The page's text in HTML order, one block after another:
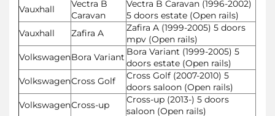
Vauxhall
Vectra B
Caravan
Vectra B Caravan (1996-2002)
5 doors estate (Open rails)
Vauxhall
Zafira A
Zafira A (1999-2005) 5 doors
mpv (Open rails)
VolkswagenBora Variant Bora Variant (1999-2005) 5
doors estate (Open rails)
VolkswagenCross Golf
Cross Golf (2007-2010) 5
doors saloon (Open rails)
VolkswagenCross-up
Cross-up (2013-) 5 doors
saloon (Open rails)